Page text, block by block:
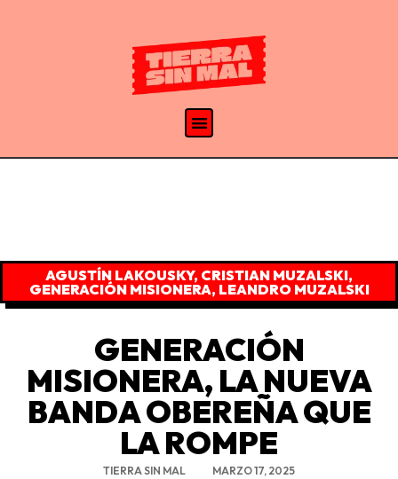
AGUSTÍN LAKOUSKY, CRISTIAN MUZALSKI,
GENERACIÓN MISIONERA, LEANDRO MUZALSKI
GENERACIÓN
MISIONERA, LA NUEVA
BANDA OBEREÑA QUE
LA ROMPE
TIERRA SIN MAL MARZO 17, 2025